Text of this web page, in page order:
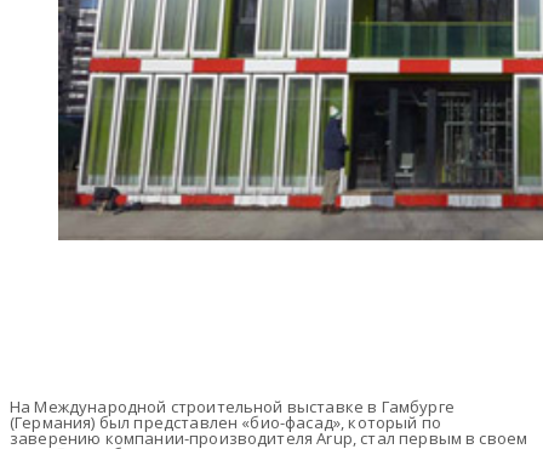
На Международной строительной выставке в Гамбурге
(Германия) был представлен «био-фасад», который по
заверению компании-производителя Arup, стал первым в своем